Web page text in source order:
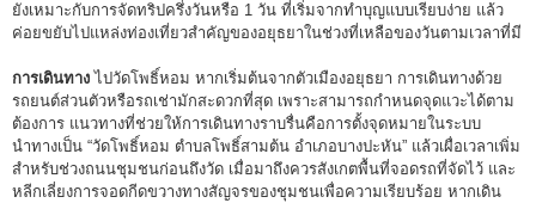
ยังเหมาะกับการจัดทริปครึ่งวันหรือ 1 วัน ที่เริ่มจากทำบุญแบบเรียบง่าย แล้ว
ค่อยขยับไปแหล่งท่องเที่ยวสำคัญของอยุธยาในช่วงที่เหลือของวันตามเวลาที่มี
การเดินทาง ไปวัดโพธิ์หอม หากเริ่มต้นจากตัวเมืองอยุธยา การเดินทางด้วย
รถยนต์ส่วนตัวหรือรถเช่ามักสะดวกที่สุด เพราะสามารถกำหนดจุดแวะได้ตาม
ต้องการ แนวทางที่ช่วยให้การเดินทางราบรื่นคือการตั้งจุดหมายในระบบ
นำทางเป็น “วัดโพธิ์หอม ตำบลโพธิ์สามต้น อำเภอบางปะหัน” แล้วเผื่อเวลาเพิ่ม
สำหรับช่วงถนนชุมชนก่อนถึงวัด เมื่อมาถึงควรสังเกตพื้นที่จอดรถที่จัดไว้ และ
หลีกเลี่ยงการจอดกีดขวางทางสัญจรของชุมชนเพื่อความเรียบร้อย หากเดิน